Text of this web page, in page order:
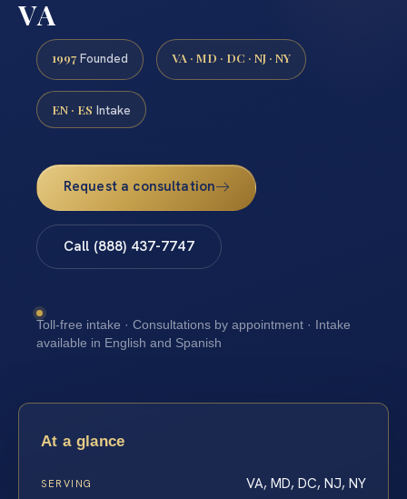
VA
1997 Founded VA · MD · DC · NJ · NY
EN · ES Intake
Request a consultation
Call (888) 437-7747
Toll-free intake · Consultations by appointment · Intake
available in English and Spanish
At a glance
SERVING VA, MD, DC, NJ, NY